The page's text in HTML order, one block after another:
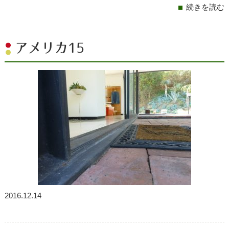
続きを読む
アメリカ15
2016.12.14